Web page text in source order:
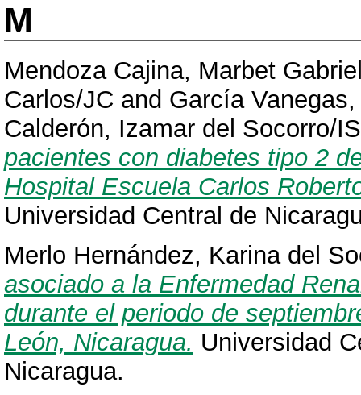
M
Mendoza Cajina, Marbet
Carlos/JC and García
Calderón, Izamar del Socorro/IS
pacientes con diabetes tipo 2
Hospital Escuela Carlos
Universidad Central de
Merlo Hernández, Karina del
asociado a la Enfermedad
durante el periodo de
León, Nicaragua. Universidad
Nicaragua.